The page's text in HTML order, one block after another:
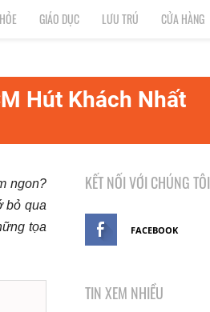
GIÁO DỤC LƯU TRÚ CỬA HÀNG
Hút Khách Nhất
ngon?
bỏ qua
tọa
KẾT NỐI VỚI CHÚNG TÔI
FACEBOOK
TIN XEM NHIỀU